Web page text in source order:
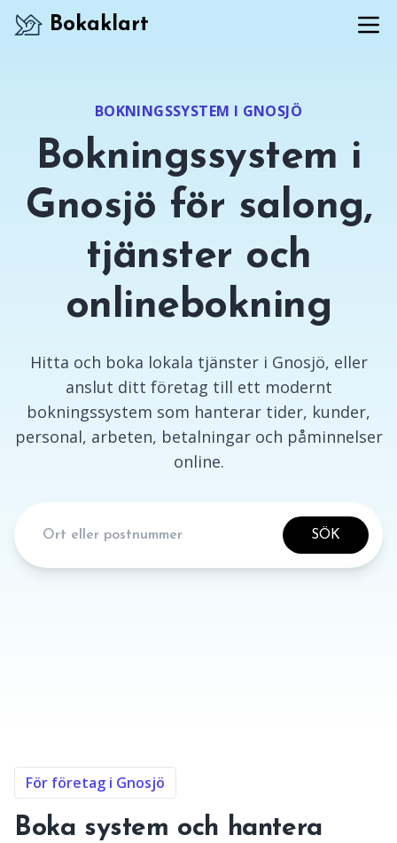
Bokaklart
BOKNINGSSYSTEM I GNOSJÖ
Bokningssystem i
Gnosjö för salong,
tjänster och
onlinebokning
Hitta och boka lokala tjänster i Gnosjö, eller
anslut ditt företag till ett modernt
bokningssystem som hanterar tider, kunder,
personal, arbeten, betalningar och påminnelser
online.
SÖK
För företag i Gnosjö
Boka system och hantera